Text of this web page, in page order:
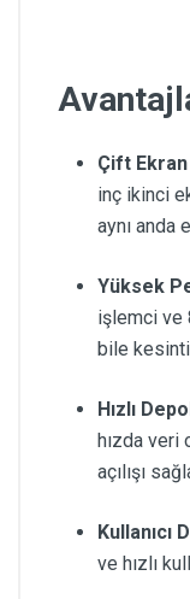
Çift
inç ikinci
aynı anda
Yüksek
işlemci ve
bile
Hızlı
hızda veri
açılışı
Kullanıcı
ve hızlı